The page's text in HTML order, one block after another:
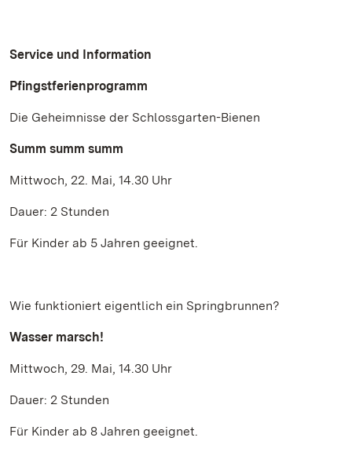
Service und Information
Pfingstferienprogramm
Die Geheimnisse der Schlossgarten-Bienen
Summ summ summ
Mittwoch, 22. Mai, 14.30 Uhr
Dauer: 2 Stunden
Für Kinder ab 5 Jahren geeignet.
Wie funktioniert eigentlich ein Springbrunnen?
Wasser marsch!
Mittwoch, 29. Mai, 14.30 Uhr
Dauer: 2 Stunden
Für Kinder ab 8 Jahren geeignet.